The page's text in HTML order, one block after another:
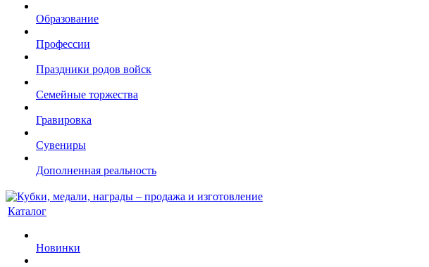
Образование
Профессии
Праздники родов войск
Семейные торжества
Гравировка
Сувениры
Дополненная реальность
Каталог
Новинки